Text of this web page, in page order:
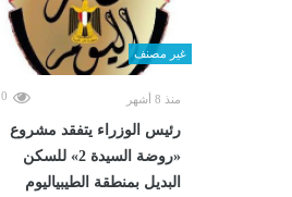
غير مصنف
منذ 8 أشهر 0
رئيس الوزراء يتفقد مشروع
«روضة السيدة 2» للسكن
البديل بمنطقة الطيبياليوم